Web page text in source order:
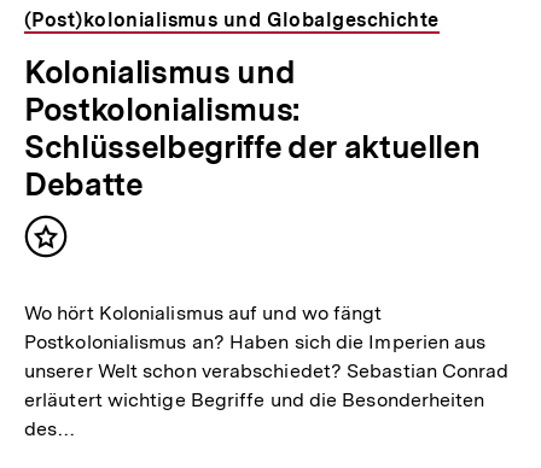
(Post)kolonialismus und Globalgeschichte
Kolonialismus und
Postkolonialismus:
Schlüsselbegriffe der aktuellen
Debatte
Inhalt
Wo hört Kolonialismus auf und wo fängt
Postkolonialismus an? Haben sich die Imperien aus
unserer Welt schon verabschiedet? Sebastian Conrad
erläutert wichtige Begriffe und die Besonderheiten
des…